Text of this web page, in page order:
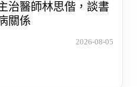
治醫師林思偕，談書
關係
2026-08-05